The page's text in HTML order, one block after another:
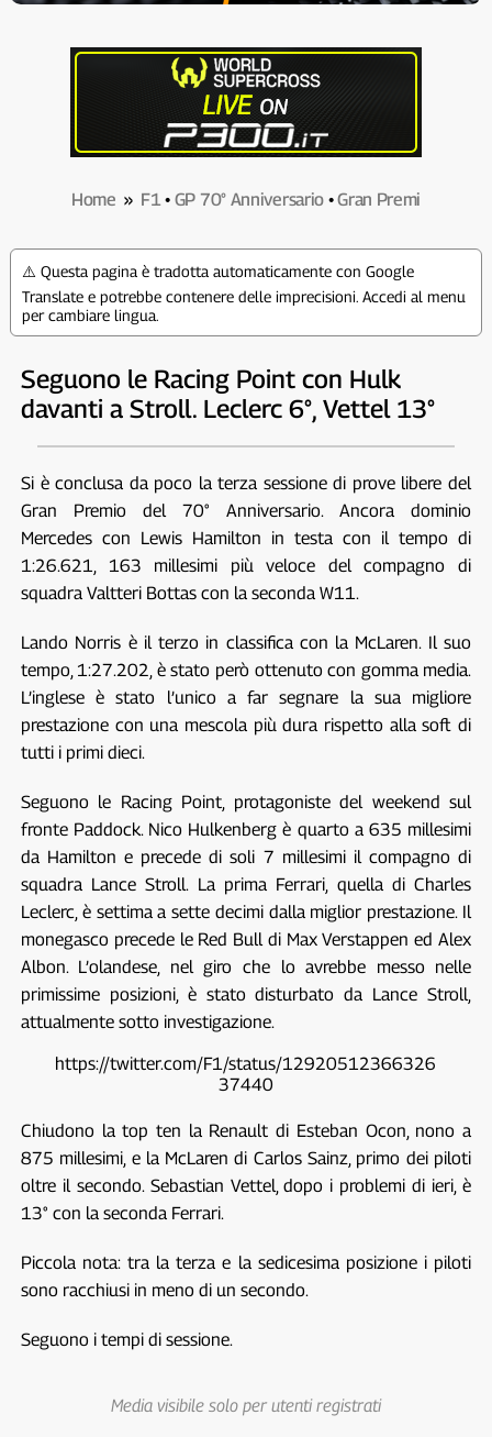
Home » F1• GP 70° Anniversario •Gran Premi
⚠️ Questa pagina è tradotta automaticamente con Google
Translate e potrebbe contenere delle imprecisioni. Accedi al menu
per cambiare lingua.
Seguono le Racing Point con Hulk
davanti a Stroll. Leclerc 6°, Vettel 13°
Si è conclusa da poco la terza sessione di prove libere del
Gran Premio del 70° Anniversario. Ancora dominio
Mercedes con Lewis Hamilton in testa con il tempo di
1:26.621, 163 millesimi più veloce del compagno di
squadra Valtteri Bottas con la seconda W11.
Lando Norris è il terzo in classifica con la McLaren. Il suo
tempo, 1:27.202, è stato però ottenuto con gomma media.
L’inglese è stato l’unico a far segnare la sua migliore
prestazione con una mescola più dura rispetto alla soft di
tutti i primi dieci.
Seguono le Racing Point, protagoniste del weekend sul
fronte Paddock. Nico Hulkenberg è quarto a 635 millesimi
da Hamilton e precede di soli 7 millesimi il compagno di
squadra Lance Stroll. La prima Ferrari, quella di Charles
Leclerc, è settima a sette decimi dalla miglior prestazione. Il
monegasco precede le Red Bull di Max Verstappen ed Alex
Albon. L’olandese, nel giro che lo avrebbe messo nelle
primissime posizioni, è stato disturbato da Lance Stroll,
attualmente sotto investigazione.
https://twitter.com/F1/status/12920512366326
37440
Chiudono la top ten la Renault di Esteban Ocon, nono a
875 millesimi, e la McLaren di Carlos Sainz, primo dei piloti
oltre il secondo. Sebastian Vettel, dopo i problemi di ieri, è
13° con la seconda Ferrari.
Piccola nota: tra la terza e la sedicesima posizione i piloti
sono racchiusi in meno di un secondo.
Seguono i tempi di sessione.
Media visibile solo per utenti registrati